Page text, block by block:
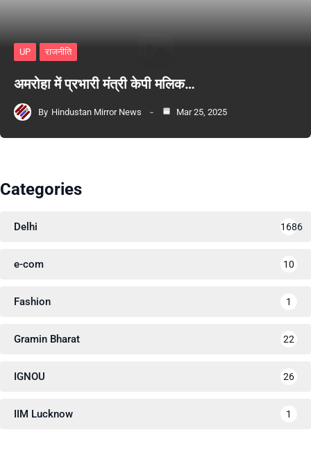
UP राजनीति
अमरोहा में प्रभारी मंत्री केपी मलिक…
By Hindustan Mirror News Mar 25, 2025
Categories
Delhi 1686
e-com 10
Fashion 1
Gramin Bharat 22
IGNOU 26
IIM Lucknow 1